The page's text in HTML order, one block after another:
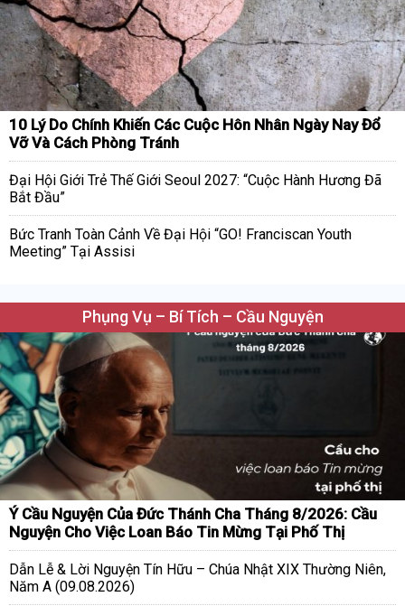
10 Lý Do Chính Khiến Các Cuộc Hôn Nhân Ngày Nay Đổ
Vỡ Và Cách Phòng Tránh
Đại Hội Giới Trẻ Thế Giới Seoul 2027: “Cuộc Hành Hương Đã
Bắt Đầu”
Bức Tranh Toàn Cảnh Về Đại Hội “GO! Franciscan Youth
Meeting” Tại Assisi
Phụng Vụ – Bí Tích – Cầu Nguyện
Ý Cầu Nguyện Của Đức Thánh Cha Tháng 8/2026: Cầu
Nguyện Cho Việc Loan Báo Tin Mừng Tại Phố Thị
Dẫn Lễ & Lời Nguyện Tín Hữu – Chúa Nhật XIX Thường Niên,
Năm A (09.08.2026)